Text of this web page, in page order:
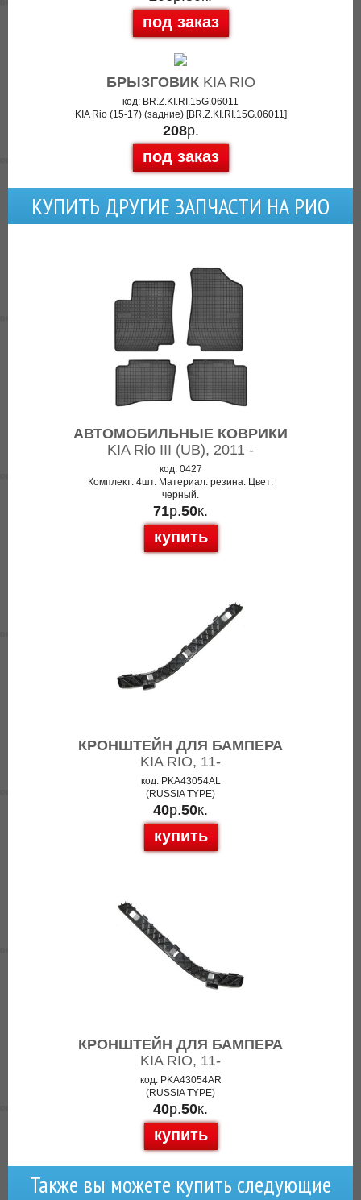
под заказ
БРЫЗГОВИКKIA RIO
код: BR.Z.KI.RI.15G.06011
KIA Rio (15-17) (задние) [BR.Z.KI.RI.15G.06011]
208р.
под заказ
КУПИТЬ ДРУГИЕ ЗАПЧАСТИ НА РИО
АВТОМОБИЛЬНЫЕ КОВРИКИ
KIA Rio III (UB), 2011 -
код: 0427
Комплект: 4шт. Материал: резина. Цвет:
черный.
71р.50к.
купить
КРОНШТЕЙН ДЛЯ БАМПЕРА
KIA RIO, 11-
код: PKA43054AL
(RUSSIA TYPE)
40р.50к.
купить
КРОНШТЕЙН ДЛЯ БАМПЕРА
KIA RIO, 11-
код: PKA43054AR
(RUSSIA TYPE)
40р.50к.
купить
Также вы можете купить следующие